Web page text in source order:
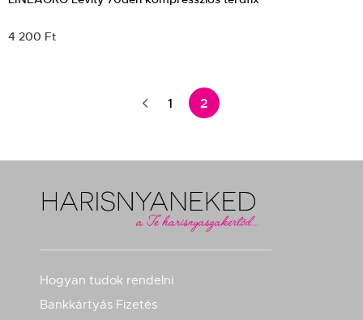
4 200 Ft
1 2
Hogyan tudok rendelni
Bankkártyás Fizetés